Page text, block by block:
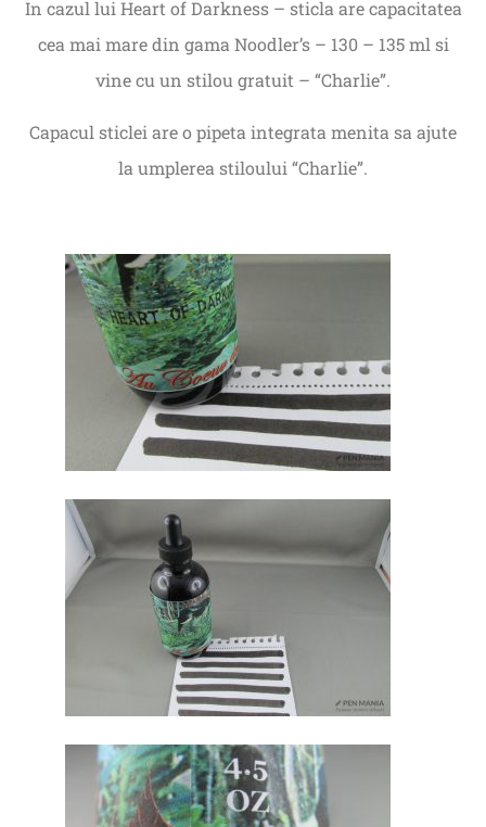
In cazul lui Heart of Darkness – sticla are capacitatea
cea mai mare din gama Noodler’s – 130 – 135 ml si
vine cu un stilou gratuit – “Charlie”.
Capacul sticlei are o pipeta integrata menita sa ajute
la umplerea stiloului “Charlie”.